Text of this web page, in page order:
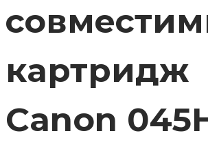
картридж
Canon